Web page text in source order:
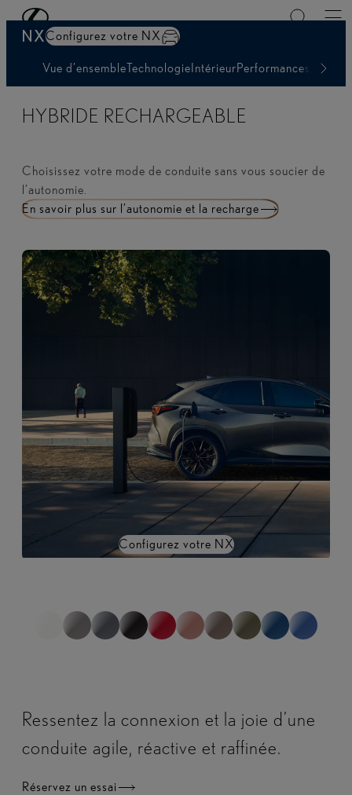
Passer au contenu principal
NXConfigurez votre NX
Vue d’ensembleTechnologieIntérieurPerformances
HYBRIDE RECHARGEABLE
Choisissez votre mode de conduite sans vous soucier de
l’autonomie.
En savoir plus sur l’autonomie et la recharge
1sur 0
Configurez votre NX
*non représentatif de la gamme complète
Ressentez la connexion et la joie d’une
conduite agile, réactive et raffinée.
Réservez un essai